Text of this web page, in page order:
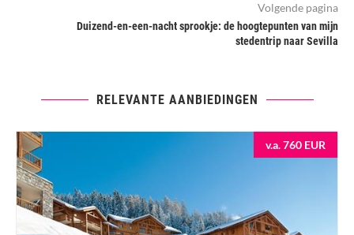
Volgende pagina
Duizend-en-een-nacht sprookje: de hoogtepunten van mijn
stedentrip naar Sevilla
RELEVANTE AANBIEDINGEN
v.a. 760 EUR